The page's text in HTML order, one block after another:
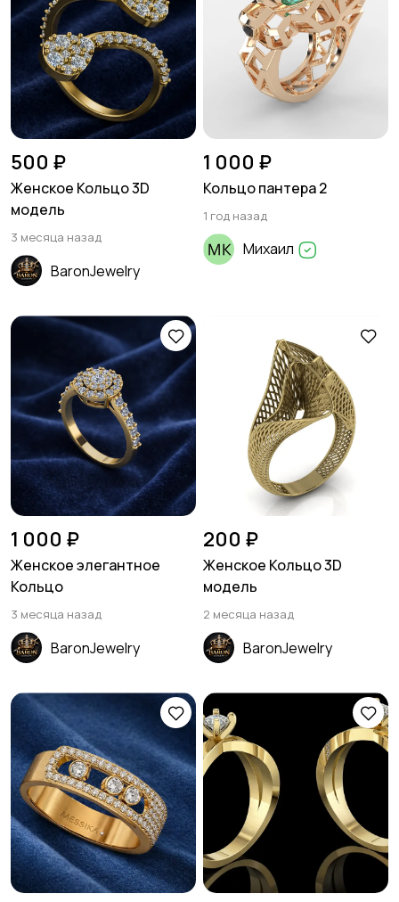
500 ₽
Женское Кольцо 3D
модель
3 месяца назад
BaronJewelry
1 000 ₽
Кольцо пантера 2
1 год назад
Михаил
1 000 ₽
Женское элегантное
Кольцо
3 месяца назад
BaronJewelry
200 ₽
Женское Кольцо 3D
модель
2 месяца назад
BaronJewelry